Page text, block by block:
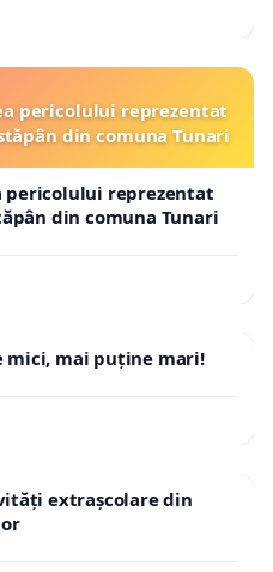
pericolului reprezentat
din comuna Tunari
reprezentat
din comuna Tunari
mici, mai puține mari!
extrașcolare din